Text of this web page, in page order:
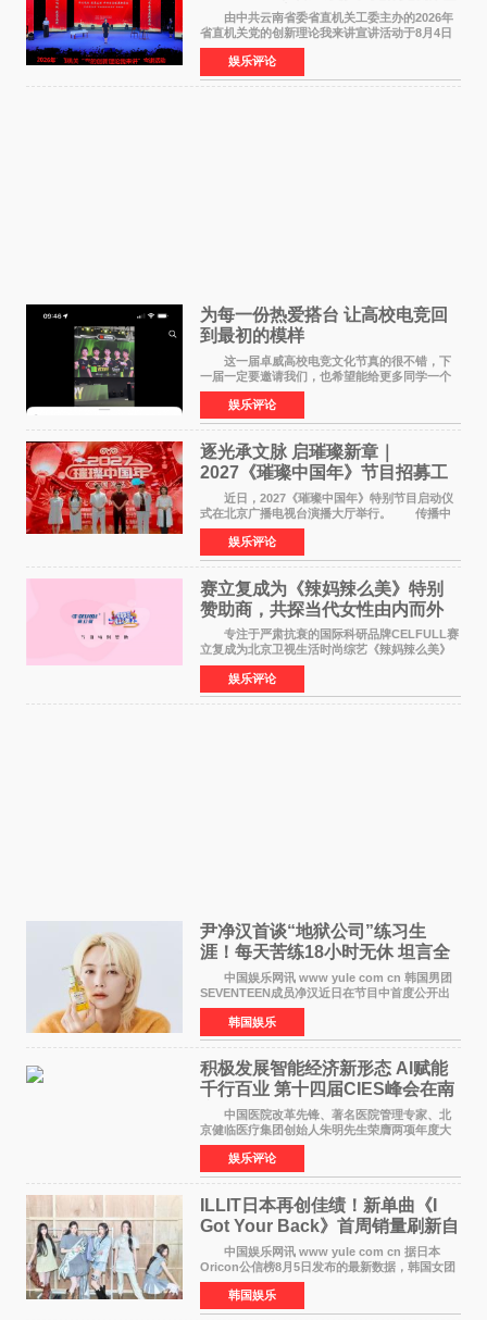
论我来讲”宣讲活动圆满落幕
由中共云南省委省直机关工委主办的2026年
省直机关党的创新理论我来讲宣讲活动于8月4日
至5日在昆明举办。活动以 "牢记嘱托 感恩奋进
开创云南发展新局面 "为主题，坚持以新时代中国
特色社会主义
娱乐评论
为每一份热爱搭台 让高校电竞回
到最初的模样
这一届卓威高校电竞文化节真的很不错，下
一届一定要邀请我们，也希望能给更多同学一个
来到现场的机会。 2026卓威高校电竞文化节
已经落下帷幕，在活动结束后，仍有不少高校电
竞社负责人和现
娱乐评论
逐光承文脉 启璀璨新章｜
2027《璀璨中国年》节目招募工
作圆满启动
近日，2027《璀璨中国年》特别节目启动仪
式在北京广播电视台演播大厅举行。 传播中
华优秀传统文化，弘扬纯正国风艺术，打造高规
格、高质感、正能量的文艺盛典，是璀璨中国年
矢志不渝的初心
娱乐评论
赛立复成为《辣妈辣么美》特别
赞助商，共探当代女性由内而外
活力美
专注于严肃抗衰的国际科研品牌CELFULL赛
立复成为北京卫视生活时尚综艺《辣妈辣么美》
的特别赞助商,明星辣妈袁咏仪倾情参与，向广大
都市女性传递健康生活新主张，寄语当代女性在
家庭与自我之间
娱乐评论
尹净汉首谈“地狱公司”练习生
涯！每天苦练18小时无休 坦言全
靠成员撑过来
中国娱乐网讯 www yule com cn 韩国男团
SEVENTEEN成员净汉近日在节目中首度公开出
道前的残酷练习生经历，并提及经纪公司Pledis
娱乐，引发广泛关注。 在8月2日播出的日本
TBS综艺节目《周
韩国娱乐
积极发展智能经济新形态 Al赋能
千行百业 第十四届CIES峰会在南
京盛大召开
中国医院改革先锋、著名医院管理专家、北
京健临医疗集团创始人朱明先生荣膺两项年度大
奖 2026年7月31日，盛夏金陵，长江之畔，
以重落地·真务实·强链接为主题的2026&lsquo;人
工智能+&rsquo
娱乐评论
ILLIT日本再创佳绩！新单曲《I
Got Your Back》首周销量刷新自
身纪录
中国娱乐网讯 www yule com cn 据日本
Oricon公信榜8月5日发布的最新数据，韩国女团
ILLIT在日本发行的第二张单曲《I Got Your
Back》首周销量达到71,009张，成功跻身最新一
期周单曲排行
韩国娱乐